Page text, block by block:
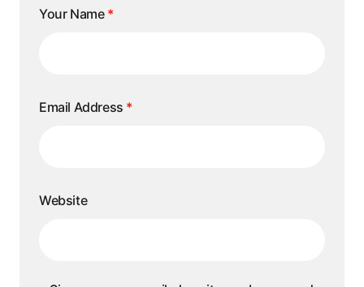
Your Name *
Email Address *
Website